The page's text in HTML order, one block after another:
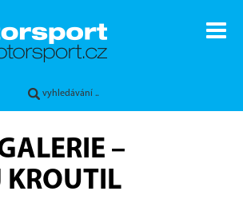
–
KROUTIL